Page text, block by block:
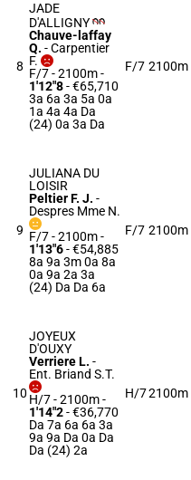
8
JADE
D'ALLIGNY
Chauve-laffay
Q. -Carpentier
F.
F/7 - 2100m-
1'12"8- €65,710
3a 6a 3a 5a 0a
1a 4a 4a Da
(24) 0a 3a Da
F/7 2100m
9
JULIANA DU
LOISIR
Peltier F. J. -
Despres Mme N.
F/7 - 2100m-
1'13"6- €54,885
8a 9a 3m 0a 8a
0a 9a 2a 3a
(24) Da Da 6a
F/7 2100m
10
JOYEUX
D'OUXY
Verriere L. -
Ent. Briand S.T.
H/7 - 2100m-
1'14"2- €36,770
Da 7a 6a 6a 3a
9a 9a Da 0a Da
Da (24) 2a
H/72100m